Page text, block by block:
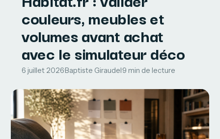
couleurs, meubles et
volumes avant achat
avec le simulateur déco
6 juillet 2026·Baptiste Giraudel·9 min de lecture